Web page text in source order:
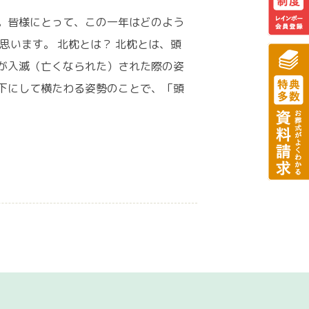
様にとって、この一年はどのよう
います。 北枕とは？ 北枕とは、頭
入滅（亡くなられた）された際の姿
にして横たわる姿勢のことで、「頭